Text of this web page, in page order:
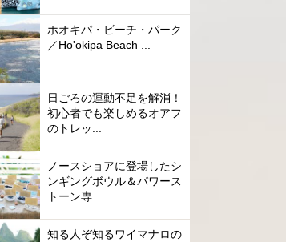
ホオキパ・ビーチ・パーク
／Ho'okipa Beach ...
日ごろの運動不足を解消！
初心者でも楽しめるオアフ
のトレッ...
ノースショアに登場したシ
ンギングボウル＆パワース
トーン専...
知る人ぞ知るワイマナロの